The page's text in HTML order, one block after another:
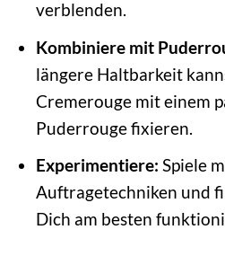
verblenden.
Kombiniere mit
längere Haltbarkeit
Cremerouge mit einem
Puderrouge fixieren.
Experimentiere: Spiele
Auftragetechniken und
Dich am besten